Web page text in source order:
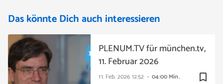
Das könnte Dich auch interessieren
bookmark_border
11. Feb. 2026 12:52 04:00 Min.
PLENUM.TV für münchen.tv,
11. Februar 2026